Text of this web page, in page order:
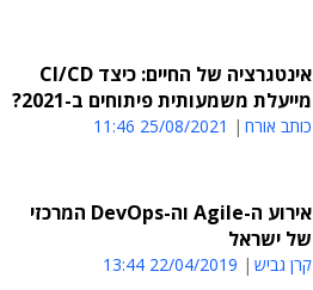
אינטגרציה של החיים: כיצד CI/CD
מייעלת משמעותית פיתוחים ב-2021?
כותב אורח 25/08/2021 11:46
אירוע ה-Agile וה-DevOps המרכזי
של ישראל
קרן גביש 22/04/2019 13:44